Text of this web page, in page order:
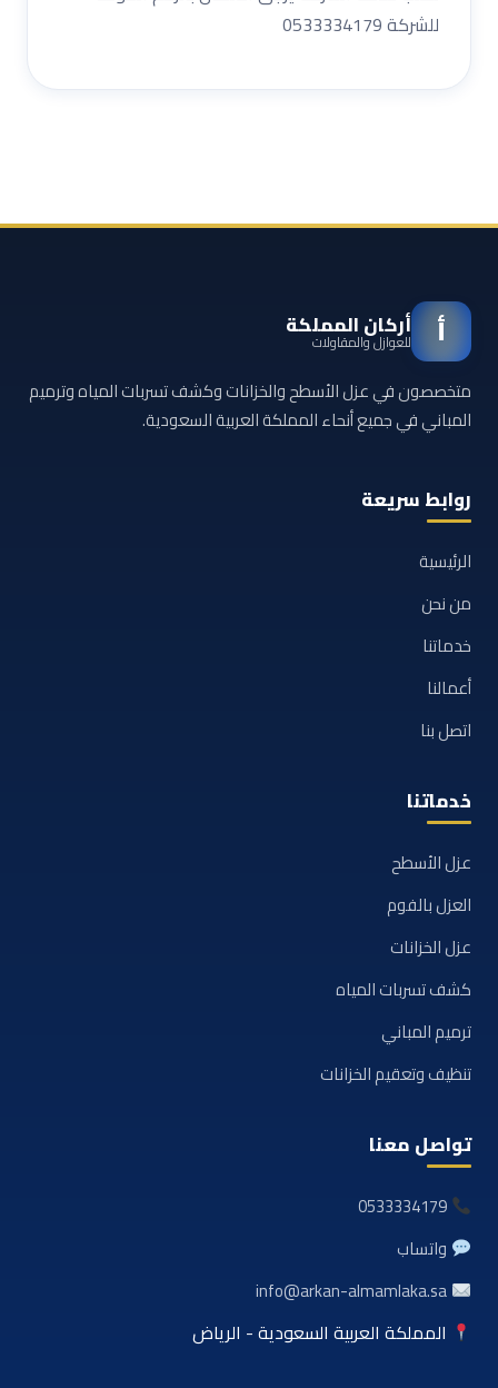
للشركة 0533334179
أ أركان المملكة
للعوازل والمقاولات
متخصصون في عزل الأسطح والخزانات وكشف تسربات المياه وترميم
المباني في جميع أنحاء المملكة العربية السعودية.
روابط سريعة
الرئيسية
من نحن
خدماتنا
أعمالنا
اتصل بنا
خدماتنا
عزل الأسطح
العزل بالفوم
عزل الخزانات
كشف تسربات المياه
ترميم المباني
تنظيف وتعقيم الخزانات
تواصل معنا
0533334179
واتساب
info@arkan-almamlaka.sa
المملكة العربية السعودية - الرياض